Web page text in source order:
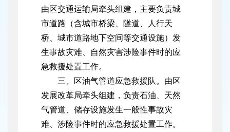
由区交通运输局牵头组建，主要负责城
市道路（含城市桥梁、隧道、人行天
桥、城市道路地下空间等交通设施）发
生事故灾难、自然灾害涉险事件时的应
急救援处置工作。
三、区油气管道应急救援队。由区
发展改革局牵头组建，负责石油、天然
气管道、储存设施发生一般性事故灾
难、涉险事件时的应急救援处置工作。